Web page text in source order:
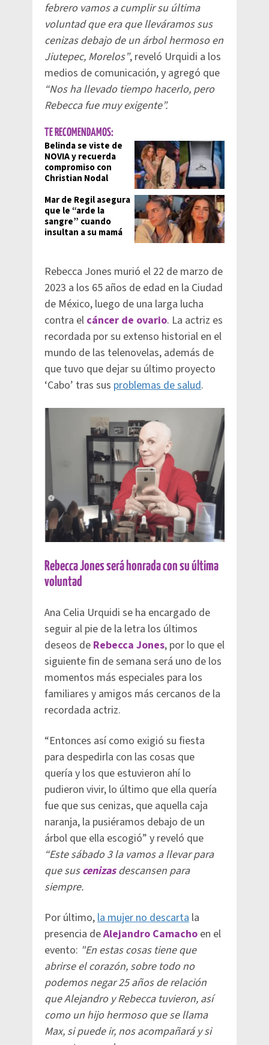
febrero vamos a cumplir su última
voluntad que era que lleváramos sus
cenizas debajo de un árbol hermoso en
Jiutepec, Morelos”, reveló Urquidi a los
medios de comunicación, y agregó que
“Nos ha llevado tiempo hacerlo, pero
Rebecca fue muy exigente”.
TE RECOMENDAMOS:
Belinda se viste de
NOVIA y recuerda
compromiso con
Christian Nodal
Mar de Regil asegura
que le “arde la
sangre” cuando
insultan a su mamá
Rebecca Jones murió el 22 de marzo de
2023 a los 65 años de edad en la Ciudad
de México, luego de una larga lucha
contra el cáncer de ovario. La actriz es
recordada por su extenso historial en el
mundo de las telenovelas, además de
que tuvo que dejar su último proyecto
‘Cabo’ tras sus problemas de salud.
Rebecca Jones será honrada con su última
voluntad
Ana Celia Urquidi se ha encargado de
seguir al pie de la letra los últimos
deseos de Rebecca Jones, por lo que el
siguiente fin de semana será uno de los
momentos más especiales para los
familiares y amigos más cercanos de la
recordada actriz.
“Entonces así como exigió su fiesta
para despedirla con las cosas que
quería y los que estuvieron ahí lo
pudieron vivir, lo último que ella quería
fue que sus cenizas, que aquella caja
naranja, la pusiéramos debajo de un
árbol que ella escogió” y reveló que
“Este sábado 3 la vamos a llevar para
que suscenizasdescansen para
siempre.
Por último, la mujer no descarta la
presencia deAlejandro Camacho en el
evento: "En estas cosas tiene que
abrirse el corazón, sobre todo no
podemos negar 25 años de relación
que Alejandro y Rebecca tuvieron, así
como un hijo hermoso que se llama
Max, si puede ir, nos acompañará y si